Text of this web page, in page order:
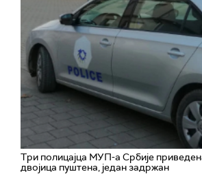
Три полицајца МУП-а Србије
двојица пуштена, један задржан